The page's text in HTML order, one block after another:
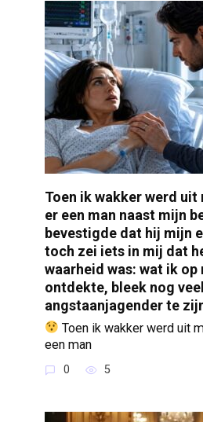
Toen ik wakker werd
er een man naast mijn
bevestigde dat hij mijn
toch zei iets in mij dat
waarheid was: wat ik
ontdekte, bleek nog veel
angstaanjagender te
Toen ik wakker werd uit
een man
0 5